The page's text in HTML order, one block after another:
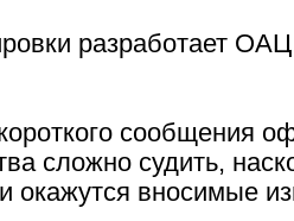
разработает
сообщения
сложно судить,
окажутся вносимые